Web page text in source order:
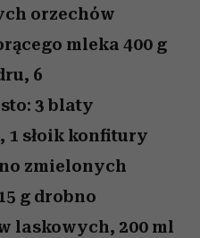
orzechów
mleka 400 g
6
3 blaty
1 słoik konfitury
zmielonych
g drobno
laskowych, 200 ml